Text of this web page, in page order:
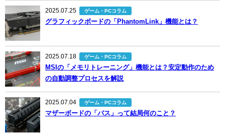
2025.07.25 ゲーム・PCコラム
グラフィックボードの「PhantomLink」機能とは？
2025.07.18 ゲーム・PCコラム
MSIの「メモリトレーニング」機能とは？安定動作のため
の自動調整プロセスを解説
2025.07.04 ゲーム・PCコラム
マザーボードの「バス」って結局何のこと？